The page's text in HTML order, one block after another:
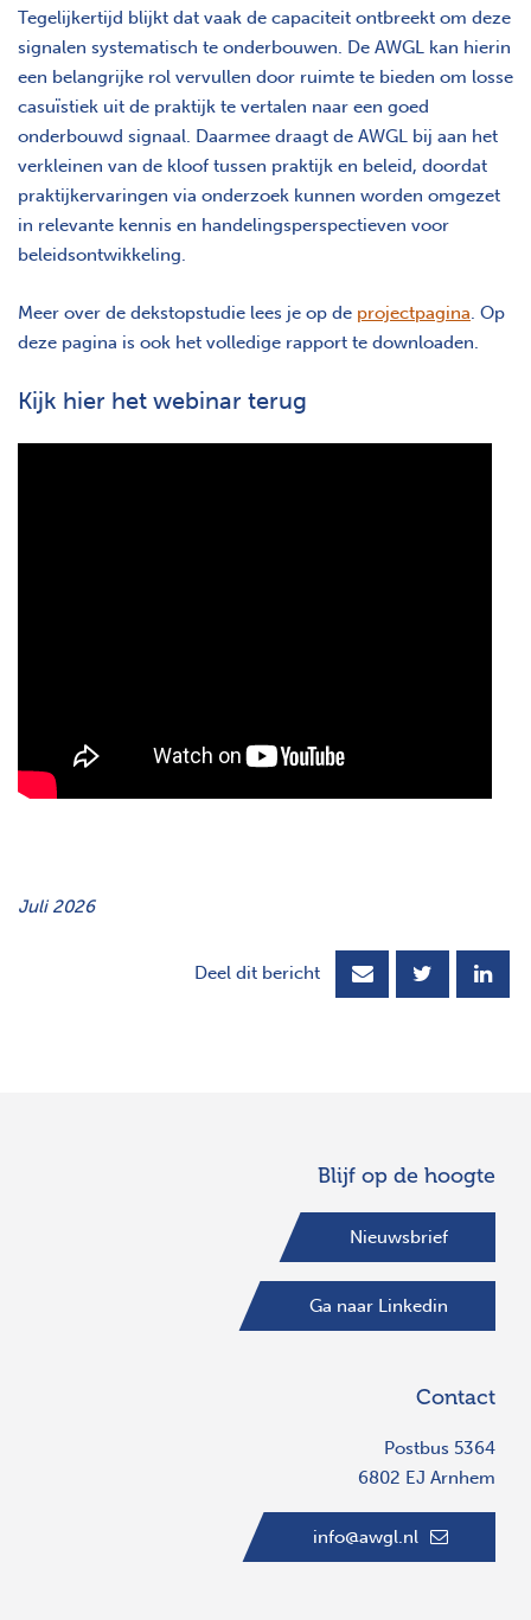
Tegelijkertijd blijkt dat vaak de capaciteit ontbreekt om deze
signalen systematisch te onderbouwen. De AWGL kan hierin
een belangrijke rol vervullen door ruimte te bieden om losse
casuïstiek uit de praktijk te vertalen naar een goed
onderbouwd signaal. Daarmee draagt de AWGL bij aan het
verkleinen van de kloof tussen praktijk en beleid, doordat
praktijkervaringen via onderzoek kunnen worden omgezet
in relevante kennis en handelingsperspectieven voor
beleidsontwikkeling.
Meer over de dekstopstudie lees je op de projectpagina. Op
deze pagina is ook het volledige rapport te downloaden.
Kijk hier het webinar terug
Juli 2026
Deel dit bericht
Blijf op de hoogte
Nieuwsbrief
Ga naar Linkedin
Contact
Postbus 5364
6802 EJ Arnhem
info@awgl.nl